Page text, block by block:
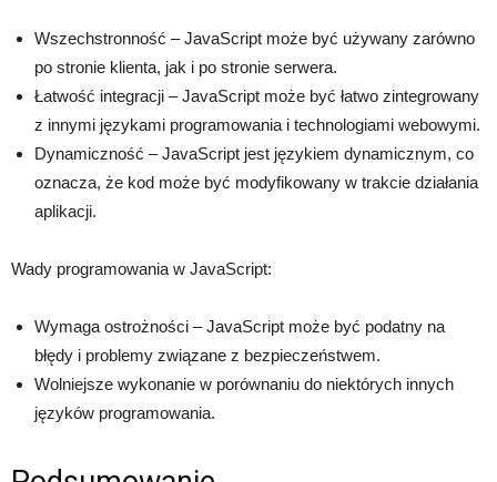
Wszechstronność – JavaScript może być używany zarówno
po stronie klienta, jak i po stronie serwera.
Łatwość integracji – JavaScript może być łatwo zintegrowany
z innymi językami programowania i technologiami webowymi.
Dynamiczność – JavaScript jest językiem dynamicznym, co
oznacza, że ​​kod może być modyfikowany w trakcie działania
aplikacji.
Wady programowania w JavaScript:
Wymaga ostrożności – JavaScript może być podatny na
błędy i problemy związane z bezpieczeństwem.
Wolniejsze wykonanie w porównaniu do niektórych innych
języków programowania.